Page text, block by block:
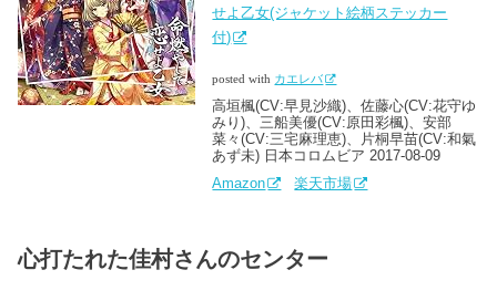
せよ乙女(ジャケット絵柄ステッカー
付)
posted with カエレバ
高垣楓(CV:早見沙織)、佐藤心(CV:花守ゆ
みり)、三船美優(CV:原田彩楓)、安部
菜々(CV:三宅麻理恵)、片桐早苗(CV:和氣
あず未) 日本コロムビア 2017-08-09
Amazon
楽天市場
心打たれた佳村さんのセンター